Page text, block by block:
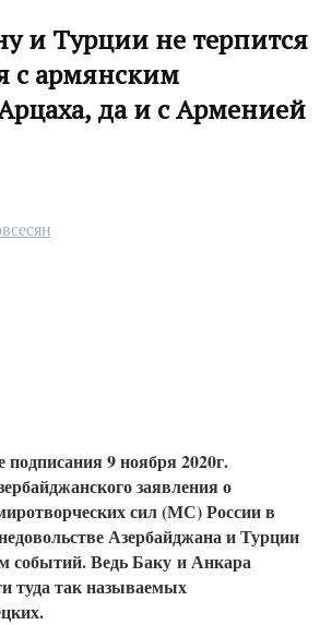
и Турции не терпится
с армянским
да и с Арменией
9 ноября 2020г.
заявления о
сил (МС) России в
Азербайджана и Турции
событий. Ведь Баку и Анкара
туда так называемых